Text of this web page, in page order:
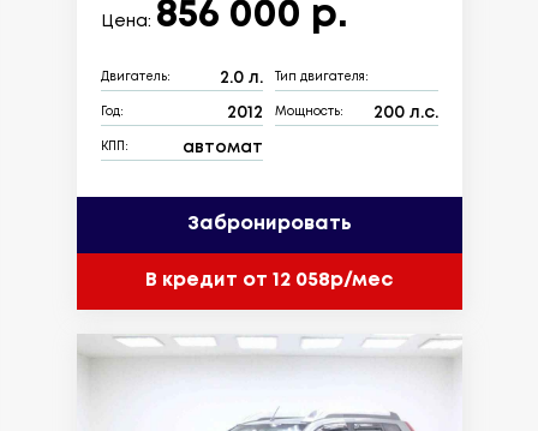
Цена: 856 000 р.
Двигатель: 2.0 л. Тип двигателя:
Год: 2012 Мощность: 200 л.с.
КПП: автомат
Забронировать
В кредит от 12 058р/мес